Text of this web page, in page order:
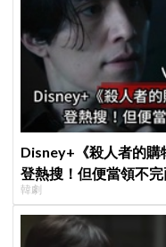
Disney+《殺人者的購
登熱搜！但便當領不
韓劇